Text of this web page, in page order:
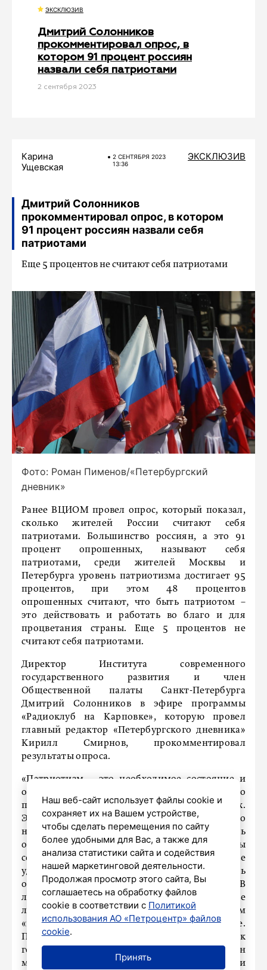
ЭКСКЛЮЗИВ
Дмитрий Солонников
прокомментировал опрос, в
котором 91 процент россиян
назвали себя патриотами
2 сентября 2023
Карина
Ущевская
2 СЕНТЯБРЯ 2023
13:36
ЭКСКЛЮЗИВ
Дмитрий Солонников
прокомментировал опрос, в котором
91 процент россиян назвали себя
патриотами
Еще 5 процентов не считают себя патриотами
Фото: Роман Пименов/«Петербургский
дневник»
Ранее ВЦИОМ провел опрос, который показал,
сколько жителей России считают себя
патриотами. Большинство россиян, а это 91
процент опрошенных, называют себя
патриотами, среди жителей Москвы и
Петербурга уровень патриотизма достигает 95
процентов, при этом 48 процентов
опрошенных считают, что быть патриотом –
это действовать и работать во благо и для
процветания страны. Еще 5 процентов не
считают себя патриотами.
Директор Института современного
государственного развития и член
Общественной палаты Санкт-Петербурга
Дмитрий Солонников в эфире программы
«Радиоклуб на Карповке», которую провел
главный редактор «Петербургского дневника»
Кирилл Смирнов, прокомментировал
результаты опроса.
«Патриотизм – это необходимое состояние и
очевидный факт. Можно говорить о
проявлениях его в культуре, произведениях.
Это чувство, которое есть у людей, и сейчас оно
наиболее востребовано, оно дает возможность
ориентироваться в тех реалиях, в которых мы
сейчас находимся. Такие цифры меня не
удивляют. Никаких оснований не доверять
опросу нет, и 5 процентов – это нормально. В
любом обществе будут выпадать некоторые
люди из общего контекста. Каждый под словом
«патриотизм» понимает что-то свое.
Патриотизм может быть и проявление любви к
городу, или в рамках нынешней ситуации он
может проявляться. И это все разные градации
Наш веб-сайт использует файлы cookie и
сохраняет их на Вашем устройстве,
чтобы сделать перемещения по сайту
более удобными для Вас, а также для
анализа статистики сайта и содействия
нашей маркетинговой деятельности.
Продолжая просмотр этого сайта, Вы
соглашаетесь на обработку файлов
cookie в соответствии с Политикой
использования АО «Петроцентр» файлов
cookie.
Принять